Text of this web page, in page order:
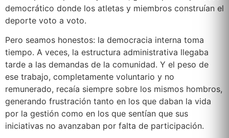
democrático donde los atletas y miembros construían el
deporte voto a voto.
Pero seamos honestos: la democracia interna toma
tiempo. A veces, la estructura administrativa llegaba
tarde a las demandas de la comunidad. Y el peso de
ese trabajo, completamente voluntario y no
remunerado, recaía siempre sobre los mismos hombros,
generando frustración tanto en los que daban la vida
por la gestión como en los que sentían que sus
iniciativas no avanzaban por falta de participación.